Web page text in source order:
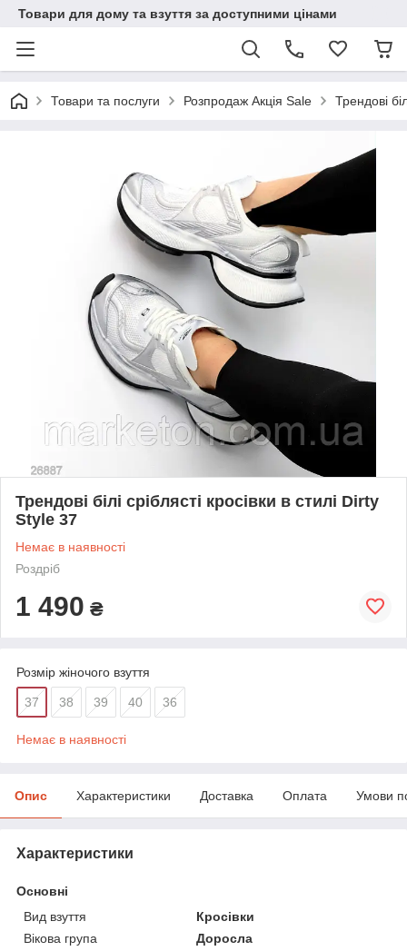
Товари для дому та взуття за доступними цінами
Товари та послуги Розпродаж Акція Sale Трендові
Трендові білі сріблясті кросівки в стилі Dirty
Style 37
Немає в наявності
Роздріб
1 490 ₴
Розмір жіночого взуття
37 38 39 40 36
Немає в наявності
Опис Характеристики Доставка Оплата Умови
Характеристики
Основні
Вид взуття
Кросівки
Вікова група
Доросла